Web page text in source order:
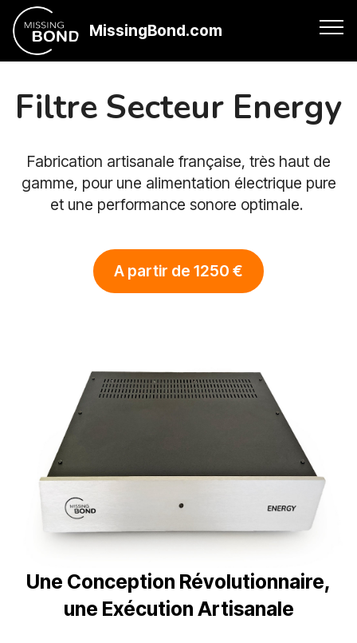
MissingBond.com
Filtre Secteur Energy
Fabrication artisanale française, très haut de
gamme, pour une alimentation électrique pure
et une performance sonore optimale.
A partir de 1250 €
Une Conception Révolutionnaire,
une Exécution Artisanale